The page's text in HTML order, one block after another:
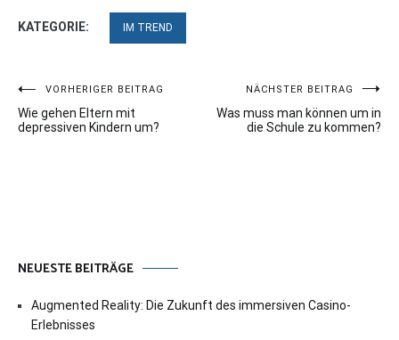
KATEGORIE: IM TREND
Beitragsnavigation
VORHERIGER BEITRAG
Wie gehen Eltern mit
depressiven Kindern um?
NÄCHSTER BEITRAG
Was muss man können um in
die Schule zu kommen?
NEUESTE BEITRÄGE
Augmented Reality: Die Zukunft des immersiven Casino-
Erlebnisses